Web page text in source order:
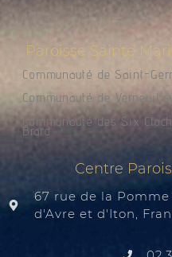
Paroisse Sainte
Communauté de Saint-
Communauté de Verneuil
Communauté des Six
Brard
Centre
67 rue de la Pomme
d'Avre et d'Iton,